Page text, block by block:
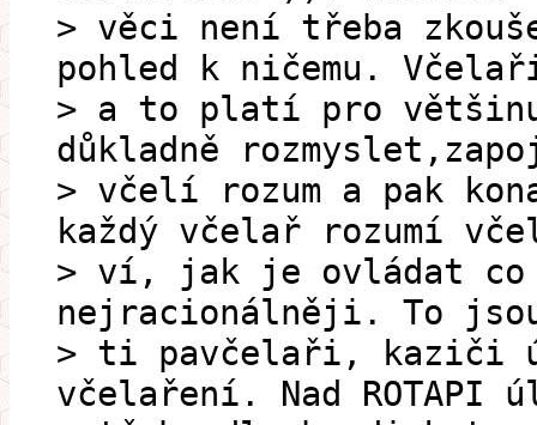
> věci není třeba
pohled k ničemu.
> a to platí pro
důkladně
> včelí rozum a pak
každý včelař rozumí
> ví, jak je ovládat
nejracionálněji. To
> ti pavčelaři, kaziči
včelaření. Nad ROTAPI